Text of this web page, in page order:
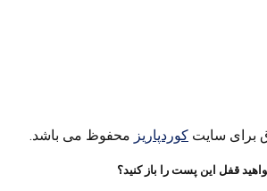
برای سایت کوردپاریز محفوظ می باشد.
قفل این پست را باز کنید؟